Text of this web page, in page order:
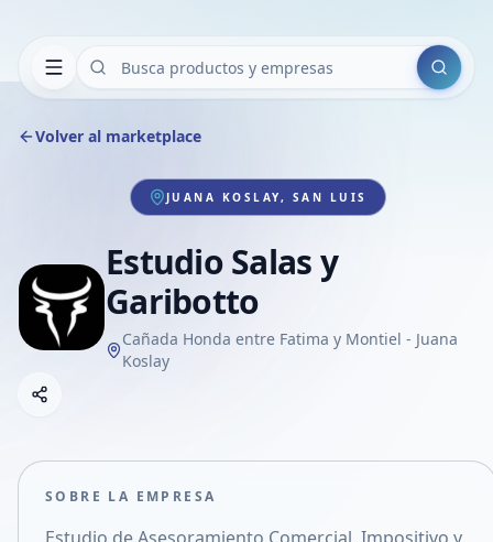
Buscar
Volver al marketplace
JUANA KOSLAY, SAN LUIS
Estudio Salas y
Garibotto
Cañada Honda entre Fatima y Montiel - Juana
Koslay
Compartir empresa
SOBRE LA EMPRESA